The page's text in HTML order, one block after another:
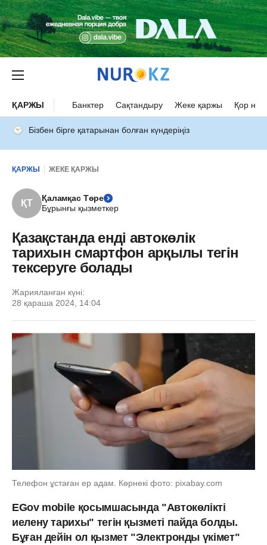
ҚАРЖЫ Банктер Сақтандыру Жеке қаржы Қор
Бізбен бірге қатарынан болған күндеріңіз
ҚАРЖЫ ЖЕКЕ ҚАРЖЫ
ҚТ
Қаламқас Төре
Бұрынғы қызметкер
Қазақстанда енді автокөлік
тарихын смартфон арқылы тегін
тексеруге болады
Жарияланған күні:
28 қараша 2024, 14:04
Телефон ұстаған ер адам. Көрнекі фото: pixabay.com
EGov mobile қосымшасында "Автокөлікті
иелену тарихы" тегін қызметі пайда болды.
Бұған дейін ол қызмет "Электронды үкімет"